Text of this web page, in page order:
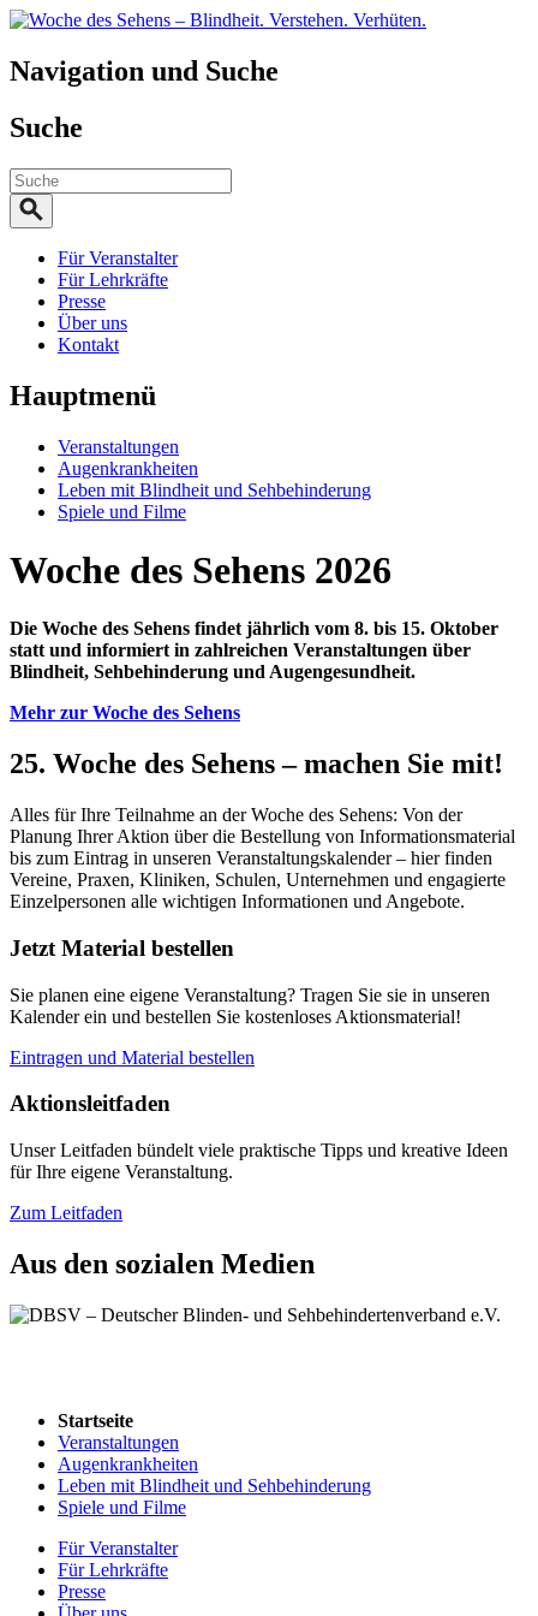
Navigation und Suche
Suche
Für Veranstalter
Für Lehrkräfte
Presse
Über uns
Kontakt
Hauptmenü
Veranstaltungen
Augenkrankheiten
Leben mit Blindheit und Sehbehinderung
Spiele und Filme
Woche des Sehens 2026
Die Woche des Sehens findet jährlich vom 8. bis 15. Oktober
statt und informiert in zahlreichen Veranstaltungen über
Blindheit, Sehbehinderung und Augengesundheit.
Mehr zur Woche des Sehens
25. Woche des Sehens – machen Sie mit!
Alles für Ihre Teilnahme an der Woche des Sehens: Von der
Planung Ihrer Aktion über die Bestellung von Informationsmaterial
bis zum Eintrag in unseren Veranstaltungskalender – hier finden
Vereine, Praxen, Kliniken, Schulen, Unternehmen und engagierte
Einzelpersonen alle wichtigen Informationen und Angebote.
Jetzt Material bestellen
Sie planen eine eigene Veranstaltung? Tragen Sie sie in unseren
Kalender ein und bestellen Sie kostenloses Aktionsmaterial!
Eintragen und Material bestellen
Aktionsleitfaden
Unser Leitfaden bündelt viele praktische Tipps und kreative Ideen
für Ihre eigene Veranstaltung.
Zum Leitfaden
Aus den sozialen Medien
Startseite
Veranstaltungen
Augenkrankheiten
Leben mit Blindheit und Sehbehinderung
Spiele und Filme
Für Veranstalter
Für Lehrkräfte
Presse